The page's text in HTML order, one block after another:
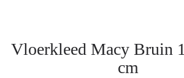
Vloerkleed Macy Bruin
cm